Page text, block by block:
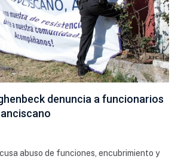
denuncia a funcionarios
abuso de funciones, encubrimiento y